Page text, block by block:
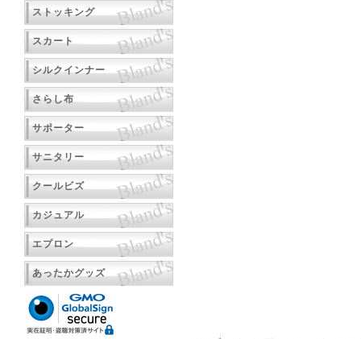
ストッキング
スカート
シルクインナー
さらし布
サポーター
サニタリー
クールビズ
カジュアル
エプロン
あったかグッズ